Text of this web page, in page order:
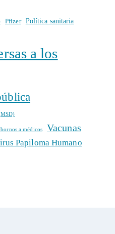
Pfizer Política sanitaria
a los
a médicos Vacunas
Papiloma Humano